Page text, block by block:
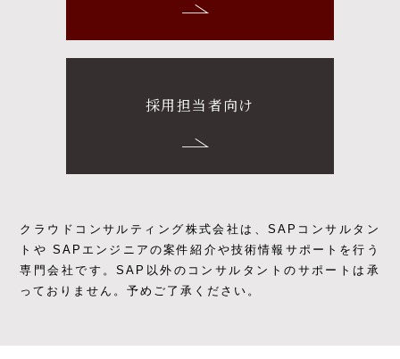
採用担当者向け
クラウドコンサルティング株式会社は、SAPコンサルタン
トや SAPエンジニアの案件紹介や技術情報サポートを行う
専門会社です。SAP以外のコンサルタントのサポートは承
っておりません。予めご了承ください。